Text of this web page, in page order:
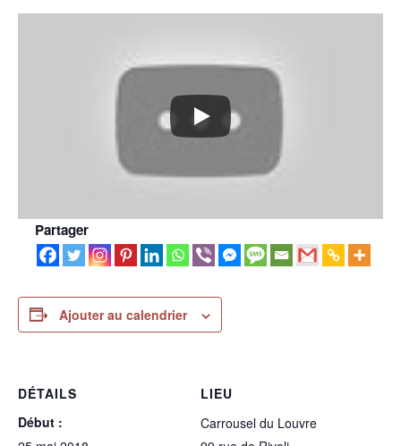
Partager
Ajouter au calendrier
DÉTAILS
Début :
LIEU
Carrousel du Louvre